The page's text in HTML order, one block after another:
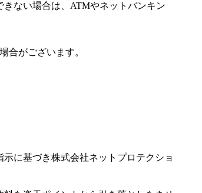
ない場合は、ATMやネットバンキン
合がございます。
に基づき株式会社ネットプロテクショ